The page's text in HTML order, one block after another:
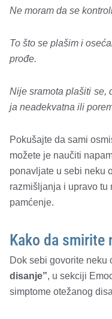
Ne moram da se
To što se plašim i
prođe.
Nije sramota plašiti se,
ja neadekvatna ili
Pokušajte da sami
možete je naučiti
ponavljate u sebi neku
razmišljanja i upravo
pamćenje.
Kako da smirite
Dok sebi govorite neku
disanje”, u sekciji
simptome otežanog